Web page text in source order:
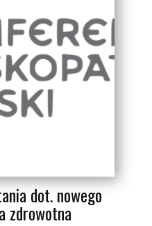
dot. nowego
zdrowotna